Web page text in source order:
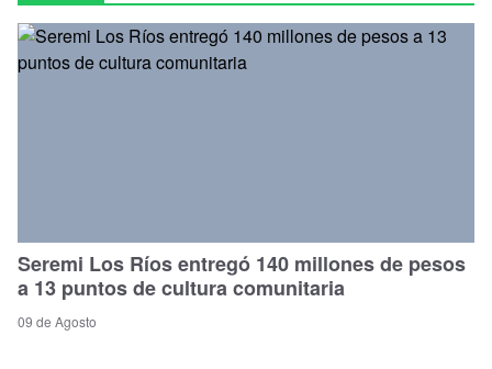
Seremi Los Ríos entregó 140 millones de pesos
a 13 puntos de cultura comunitaria
09 de Agosto